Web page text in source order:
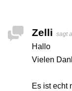
Zelli sagt
Hallo
Vielen
Es ist echt